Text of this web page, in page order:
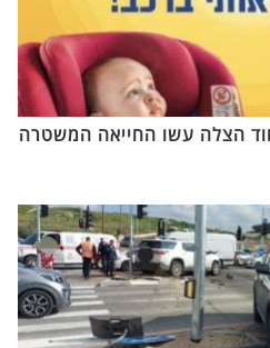
הצלה עשו החייאה המשטרה